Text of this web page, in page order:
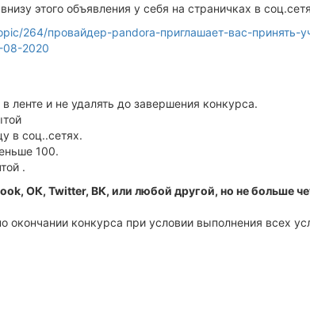
этого объявления у себя на страничках в
264/провайдер-pandora-приглашает-вас-
2020
ленте и не удалять до завершения конкурса.
в соц..сетях.
100.
.
ОК, Twitter, ВК, или любой другой, но не больше
окончании конкурса при условии выполнения всех